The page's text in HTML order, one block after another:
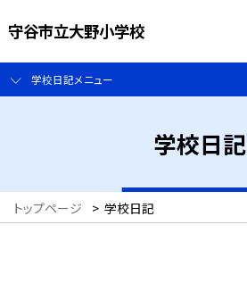
守谷市立大野小学校
学校日記メニュー
学校日記
トップページ > 学校日記